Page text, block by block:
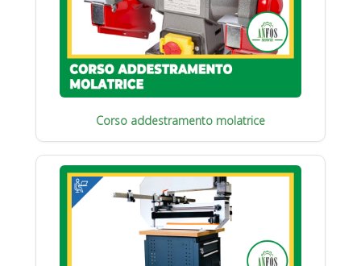
Corso addestramento molatrice